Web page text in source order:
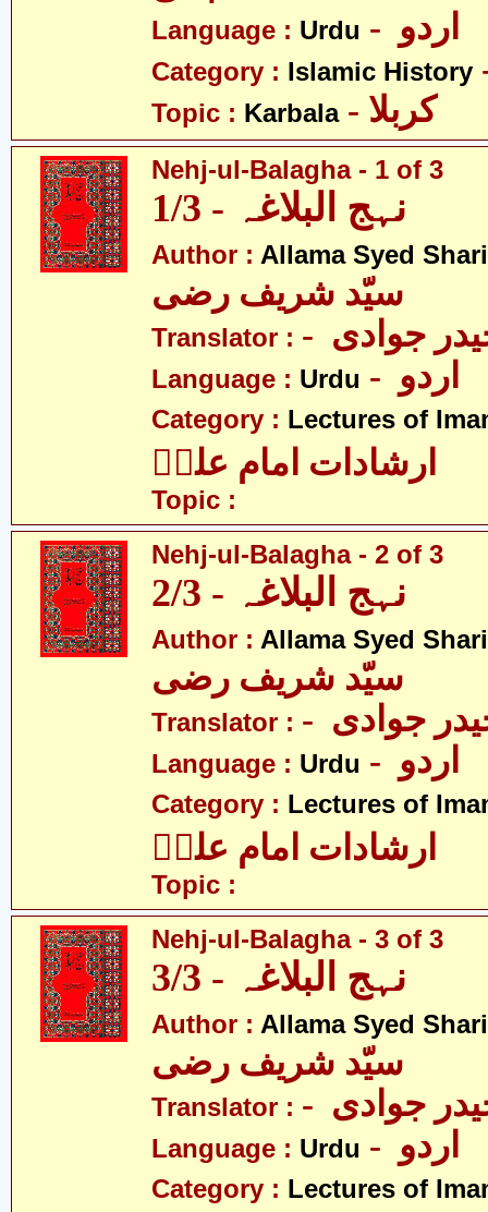
Language : Urdu
Category : Islamic History
Topic : Karbala - کربلا
Nehj-ul-Balagha - 1 of 3
نہج البلاغہ - 1/3
Author : Allama Syed
سیّد شریف رضی
Translator : جوادی
Language : Urdu
Category : Lectures of
ارشادات امام علیؑ
Topic :
Nehj-ul-Balagha - 2 of 3
نہج البلاغہ - 2/3
Author : Allama Syed
سیّد شریف رضی
Translator : جوادی
Language : Urdu
Category : Lectures of
ارشادات امام علیؑ
Topic :
Nehj-ul-Balagha - 3 of 3
نہج البلاغہ - 3/3
Author : Allama Syed
سیّد شریف رضی
Translator : جوادی
Language : Urdu
Category : Lectures of